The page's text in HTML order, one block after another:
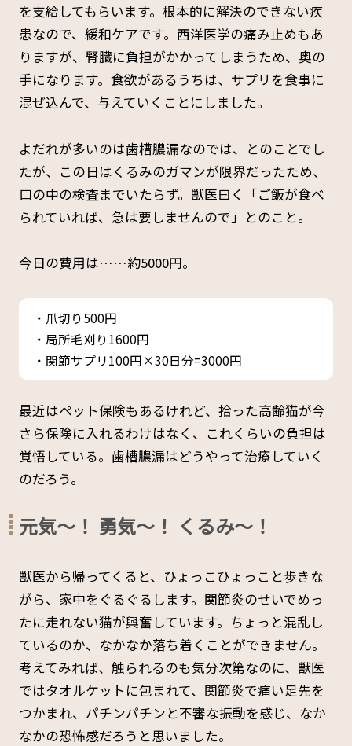
を支給してもらいます。根本的に解決のできない疾
患なので、緩和ケアです。西洋医学の痛み止めもあ
りますが、腎臓に負担がかかってしまうため、奥の
手になります。食欲があるうちは、サプリを食事に
混ぜ込んで、与えていくことにしました。
よだれが多いのは歯槽膿漏なのでは、とのことでし
たが、この日はくるみのガマンが限界だったため、
口の中の検査までいたらず。獣医曰く「ご飯が食べ
られていれば、急は要しませんので」とのこと。
今日の費用は……約5000円。
・爪切り500円
・局所毛刈り1600円
・関節サプリ100円×30日分=3000円
最近はペット保険もあるけれど、拾った高齢猫が今
さら保険に入れるわけはなく、これくらいの負担は
覚悟している。歯槽膿漏はどうやって治療していく
のだろう。
元気〜！ 勇気〜！ くるみ〜！
獣医から帰ってくると、ひょっこひょっこと歩きな
がら、家中をぐるぐるします。関節炎のせいでめっ
たに走れない猫が興奮しています。ちょっと混乱し
ているのか、なかなか落ち着くことができません。
考えてみれば、触られるのも気分次第なのに、獣医
ではタオルケットに包まれて、関節炎で痛い足先を
つかまれ、パチンパチンと不審な振動を感じ、なか
なかの恐怖感だろうと思いました。